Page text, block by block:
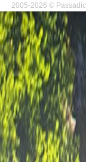
2005-2026 ©